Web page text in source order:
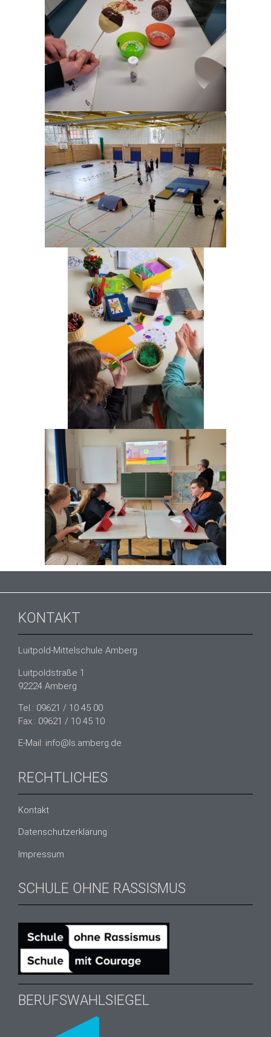
KONTAKT
Luitpold-Mittelschule Amberg
Luitpoldstraße 1
92224 Amberg
Tel.: 09621 / 10 45 00
Fax.: 09621 / 10 45 10
E-Mail: info@ls.amberg.de
RECHTLICHES
Kontakt
Datenschutzerklärung
Impressum
SCHULE OHNE RASSISMUS
BERUFSWAHLSIEGEL